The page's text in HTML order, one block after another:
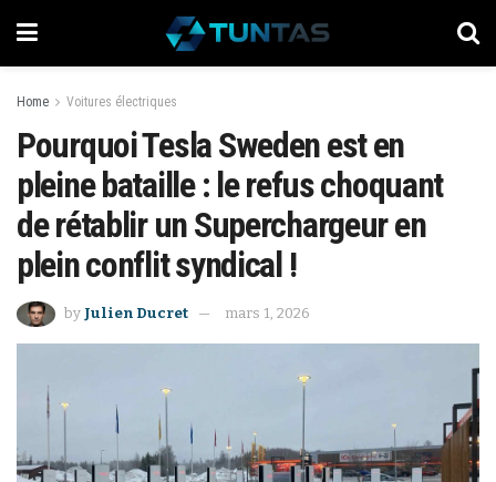
Home Voitures électriques
Pourquoi Tesla Sweden est en
pleine bataille : le refus choquant
de rétablir un Superchargeur en
plein conflit syndical !
by Julien Ducret mars 1, 2026